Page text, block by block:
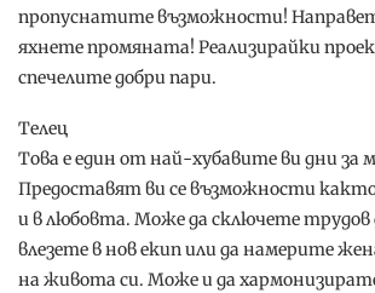
пропуснатите възможности!
яхнете промяната! Реализирайки
спечелите добри пари.
Телец
Това е един от най-хубавите ви дни за
Предоставят ви се възможности
и в любовта. Може да сключете трудов
влезете в нов екип или да намерите
на живота си. Може и да